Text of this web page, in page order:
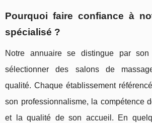
Pourquoi faire confiance à
spécialisé ?
Notre annuaire se distingue par son
sélectionner des salons de
qualité. Chaque établissement
son professionnalisme, la compétence
et la qualité de son accueil. En